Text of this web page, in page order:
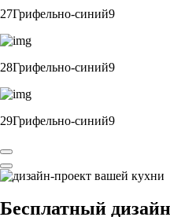
27Грифельно-синий9
28Грифельно-синий9
29Грифельно-синий9
Бесплатный